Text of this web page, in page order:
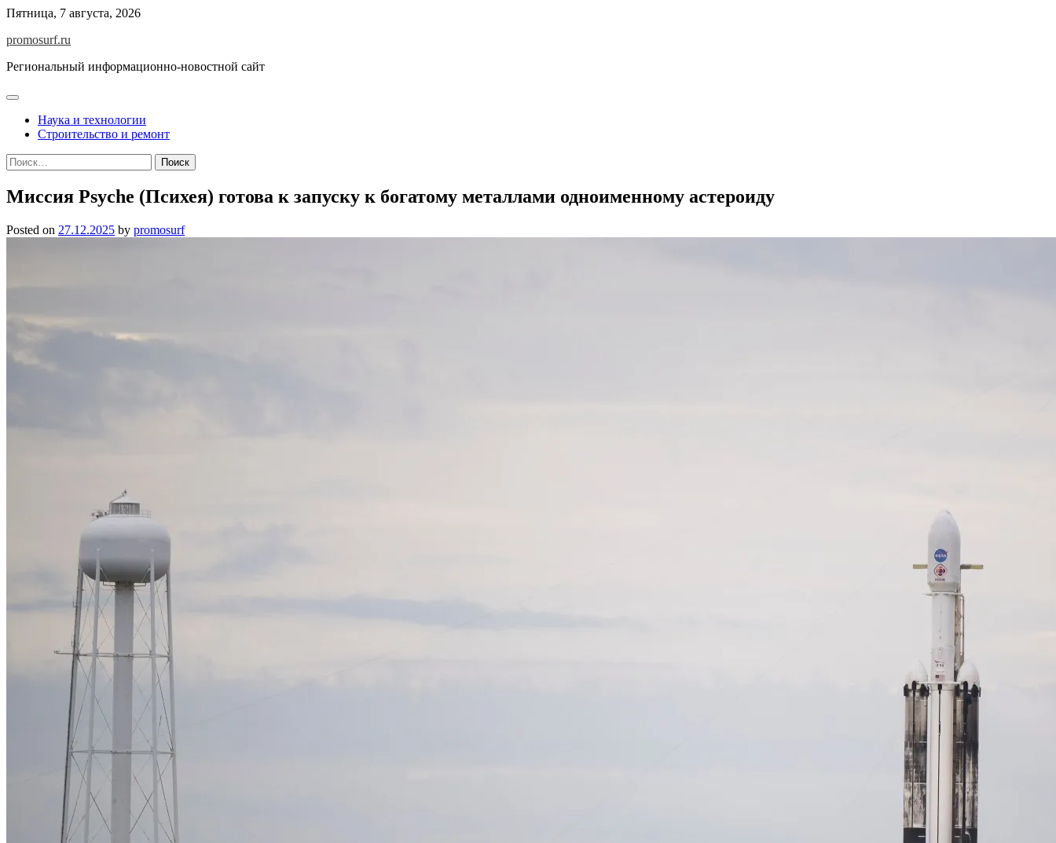
Skip
content
Пятница, 7 августа, 2026
promosurf.ru
Региональный информационно-новостной сайт
Наука и технологии
Строительство и ремонт
Найти:
Миссия Psyche (Психея) готова к запуску к богатому металлами одноименному астероиду
Posted on 27.12.2025 by promosurf